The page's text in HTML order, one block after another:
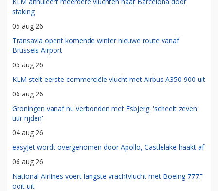
staking
05 aug 26
Transavia opent komende winter nieuwe route vanaf
Brussels Airport
05 aug 26
KLM stelt eerste commerciële vlucht met Airbus A350-900 uit
06 aug 26
Groningen vanaf nu verbonden met Esbjerg: 'scheelt zeven
uur rijden'
04 aug 26
easyJet wordt overgenomen door Apollo, Castlelake haakt af
06 aug 26
National Airlines voert langste vrachtvlucht met Boeing 777F
ooit uit